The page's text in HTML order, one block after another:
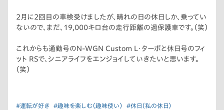
2月に2回目の車検受けましたが、晴れの日の休日しか、乗ってい
ないので、まだ、19,000キロ台の走行距離の過保護車です。（笑）
これからも通勤号のN-WGN Custom L・ターボと休日号のフィ
ット RSで、シニアライフをエンジョイしていきたいと思います。
（笑）
#運転が好き #趣味を楽しむ（趣味使い） #休日（私の休日）